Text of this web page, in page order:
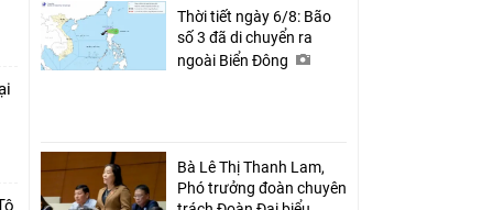
Thời tiết ngày 6/8: Bão
số 3 đã di chuyển ra
ngoài Biển Đông
Bà Lê Thị Thanh Lam,
Phó trưởng đoàn chuyên